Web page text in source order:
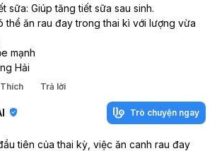
sữa: Giúp tăng tiết sữa sau sinh.
thể ăn rau đay trong thai kì với lượng vừa
mạnh
Hải
Thích Trả lời
Trò chuyện ngay
tiên của thai kỳ, việc ăn canh rau đay